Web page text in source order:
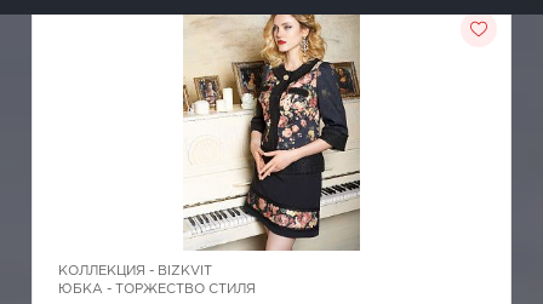
КОЛЛЕКЦИЯ - BIZKVIT
ЮБКА - ТОРЖЕСТВО СТИЛЯ